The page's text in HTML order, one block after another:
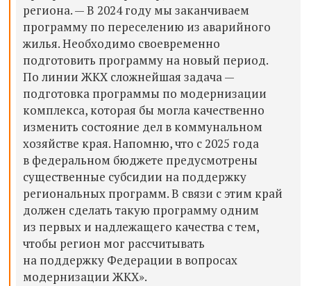
региона. — В 2024 году мы заканчиваем
программу по переселению из аварийного
жилья. Необходимо своевременно
подготовить программу на новый период.
По линии ЖКХ сложнейшая задача —
подготовка программы по модернизации
комплекса, которая бы могла качественно
изменить состояние дел в коммунальном
хозяйстве края. Напомню, что с 2025 года
в федеральном бюджете предусмотрены
существенные субсидии на поддержку
региональных программ. В связи с этим край
должен сделать такую программу одним
из первых и надлежащего качества с тем,
чтобы регион мог рассчитывать
на поддержку Федерации в вопросах
модернизации ЖКХ».